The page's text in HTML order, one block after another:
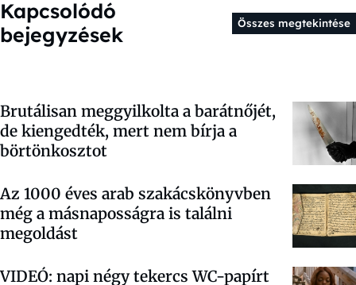
Kapcsolódó
bejegyzések
Összes megtekintése
Brutálisan meggyilkolta a barátnőjét,
de kiengedték, mert nem bírja a
börtönkosztot
Az 1000 éves arab szakácskönyvben
még a másnaposságra is találni
megoldást
VIDEÓ: napi négy tekercs WC-papírt